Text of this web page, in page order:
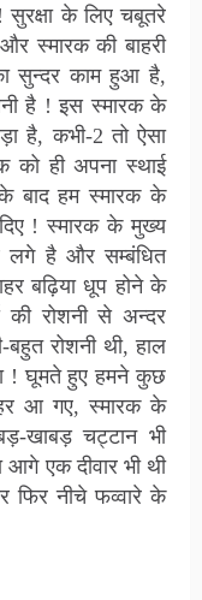
के लिए चबूतरे
स्मारक की बाहरी
सुन्दर काम हुआ है,
है ! इस स्मारक के
है, कभी-2 तो ऐसा
ही अपना स्थाई
बाद हम स्मारक के
! स्मारक के मुख्य
लगे है और सम्बंधित
बढ़िया धूप होने के
की रोशनी से अन्दर
रोशनी थी, हाल
! घूमते हुए हमने कुछ
आ गए, स्मारक के
खाबड़ चट्टान भी
एक दीवार भी थी
नीचे फव्वारे के